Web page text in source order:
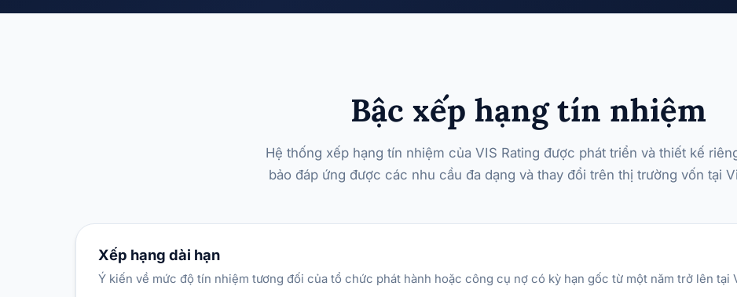
Bậc xếp hạng tín nhiệm
Hệ thống xếp hạng tín nhiệm của VIS Rating được phát triển và thiết kế
bảo đáp ứng được các nhu cầu đa dạng và thay đổi trên thị trường vốn tại
Xếp hạng dài hạn
Ý kiến về mức độ tín nhiệm tương đối của tổ chức phát hành hoặc công cụ nợ có kỳ hạn gốc từ một năm trở lên tại